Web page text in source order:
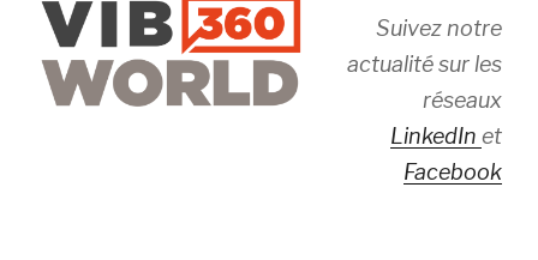
Suivez notre
actualité sur les
réseaux
LinkedIn et
Facebook